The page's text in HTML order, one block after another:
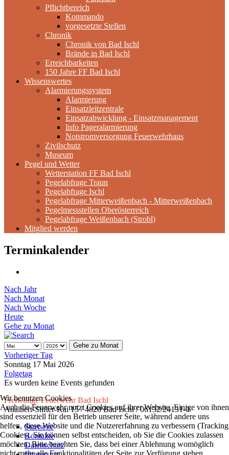
Pflichtbereich
Kommando
vorgesetzte Stellen
Chronik
Chronik von Bad Ischl
Brände in Bad Ischl
Erreichbarkeiten
150 Jahre FF Bad Ischl
Wissenswertes
Alarmierungssystem
Alarmierung
Einsatzleitzentrale
Einsatzabwicklung - Einsatzmanagement
Info Pageralarmierung
Notstromversorgung Feuerwehrhaus
Zivilschutz
Museum
Pegel und Wetter
Wetterstation FF Bad Ischl
Pegelabfrage Traun
Pegelabfrage Ischl
Pegelabfrage Mitterweißenbach - Mitterweißenbach
Pegelmessstellen Oberösterreich
Pegelabfrage Weißenbach (Strobl)
Mitglied werden
Terminkalender
Nach Jahr
Nach Monat
Nach Woche
Heute
Gehe zu Monat
Gehe zu Monat
Vorheriger Tag
Sonntag 17 Mai 2026
Folgetag
Es wurden keine Events gefunden
Freiwillige Feuerwehr Bad Ischl
Adalbert-Stifter-Kai 15 / 4820 Bad Ischl / 06132/24131-0
Startseite
Kontakte
Datenschutz
Wir benutzen Cookies
Auch die Feuerwehr nutzt Cookies auf ihrer Website. Einige von ihnen
sind essenziell für den Betrieb unserer Seite, während andere uns
helfen, diese Website und die Nutzererfahrung zu verbessern (Tracking
Cookies). Sie können selbst entscheiden, ob Sie die Cookies zulassen
möchten. Bitte beachten Sie, dass bei einer Ablehnung womöglich
nicht mehr alle Funktionalitäten der Seite zur Verfügung stehen.